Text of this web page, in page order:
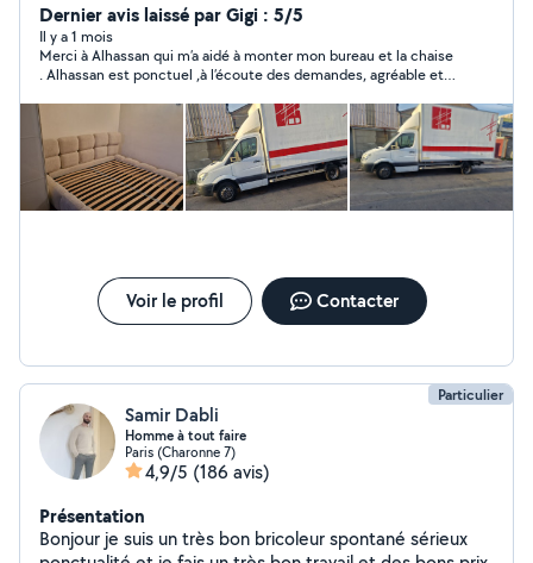
Livraison 6.33.68.90.30 livraison
Dernier avis laissé par Gigi : 5/5
Il y a 1 mois
Merci à Alhassan qui m’a aidé à monter mon bureau et la chaise
. Alhassan est ponctuel ,à l’écoute des demandes, agréable et
Voir le profil Contacter
Particulier
Samir Dabli
Homme à tout faire
Paris (Charonne 7)
4,9/5 (186 avis)
Présentation
Bonjour je suis un très bon bricoleur spontané sérieux